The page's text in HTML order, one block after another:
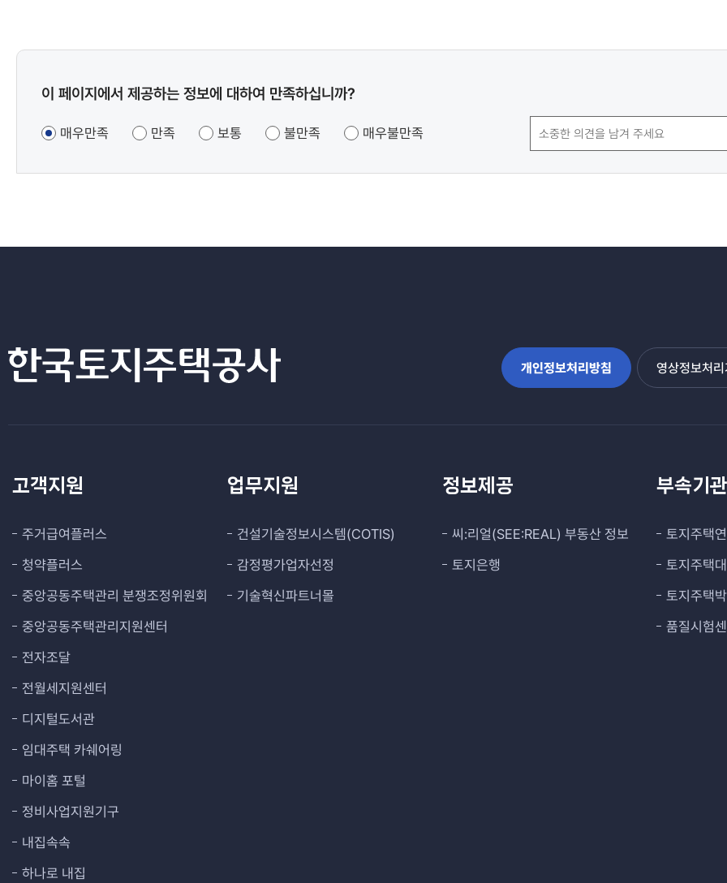
콘텐츠
조사
이 페이지에서 제공하는 정보에 대하여 만족하십니까?
매우만족 만족 보통 불만족 매우불만족
개인정보처리방침 영상정보처
고객지원
주거급여플러스
청약플러스
중앙공동주택관리 분쟁조정위원회
중앙공동주택관리지원센터
전자조달
전월세지원센터
디지털도서관
임대주택 카쉐어링
마이홈 포털
정비사업지원기구
내집속속
하나로 내집
업무지원
건설기술정보시스템(COTIS)
감정평가업자선정
기술혁신파트너몰
정보제공
씨:리얼(SEE:REAL) 부동산 정보
토지은행
부속기
토지주택
토지주택
토지주택
품질시험